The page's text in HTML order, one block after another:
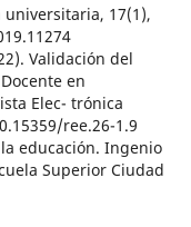
universitaria, 17(1),
Validación del
en
Elec- trónica
ree.26-1.9
educación. Ingenio
Superior Ciudad